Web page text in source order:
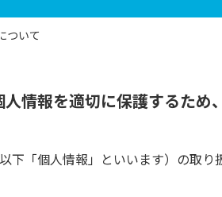
ついて
情報を適切に保護するた
下「個人情報」といいます）の取